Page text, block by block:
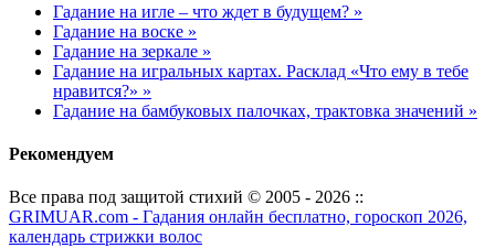
Гадание на игле – что ждет в будущем? »
Гадание на воске »
Гадание на зеркале »
Гадание на игральных картах. Расклад «Что ему в тебе
нравится?» »
Гадание на бамбуковых палочках, трактовка значений »
Рекомендуем
Все права под защитой стихий © 2005 - 2026 ::
GRIMUAR.com - Гадания онлайн бесплатно, гороскоп 2026,
календарь стрижки волос